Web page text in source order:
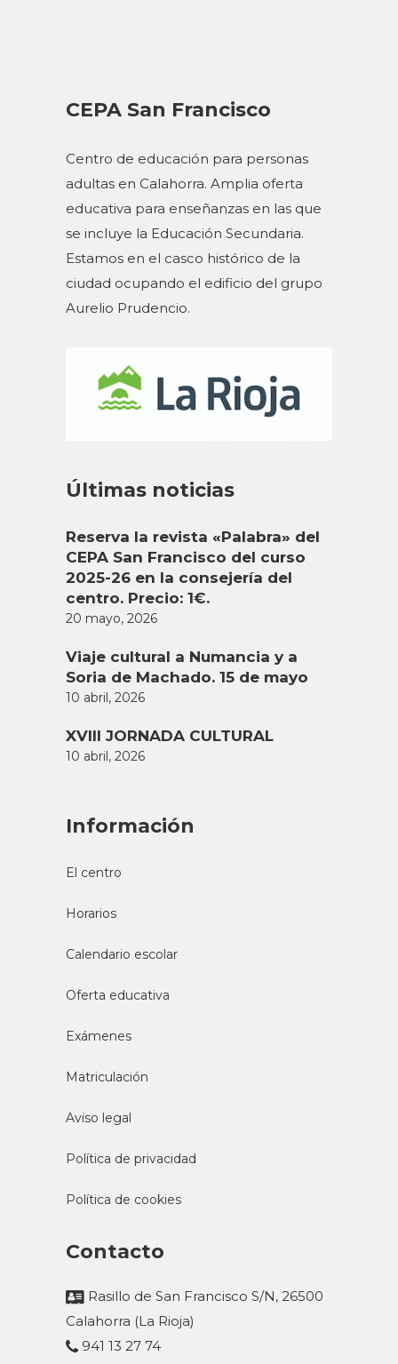
CEPA San Francisco
Centro de educación para personas
adultas en Calahorra. Amplia oferta
educativa para enseñanzas en las que
se incluye la Educación Secundaria.
Estamos en el casco histórico de la
ciudad ocupando el edificio del grupo
Aurelio Prudencio.
Últimas noticias
Reserva la revista «Palabra» del
CEPA San Francisco del curso
2025-26 en la consejería del
centro. Precio: 1€.
20 mayo, 2026
Viaje cultural a Numancia y a
Soria de Machado. 15 de mayo
10 abril, 2026
XVIII JORNADA CULTURAL
10 abril, 2026
Información
El centro
Horarios
Calendario escolar
Oferta educativa
Exámenes
Matriculación
Aviso legal
Política de privacidad
Política de cookies
Contacto
Rasillo de San Francisco S/N, 26500
Calahorra (La Rioja)
941 13 27 74